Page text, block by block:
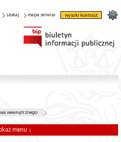
szukaj mapa serwisu wysoki kontrast
wewnętrznego
menu ↓